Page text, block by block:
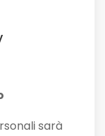
sarà